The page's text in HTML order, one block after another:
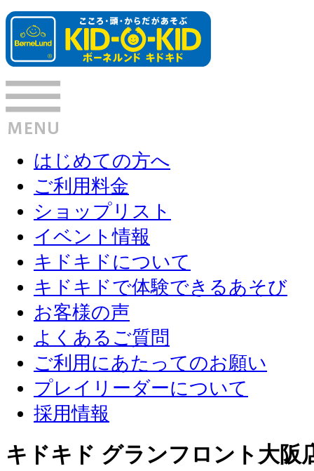
はじめての方へ
ご利用料金
ショップリスト
イベント情報
キドキドについて
キドキドで体験できるあそび
お客様の声
よくあるご質問
ご利用にあたってのお願い
プレイリーダーについて
採用情報
キドキド グランフロント大